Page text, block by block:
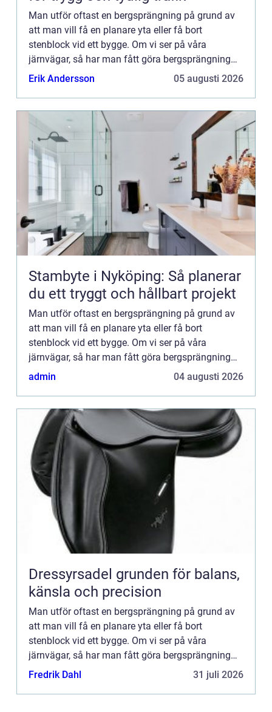
Man utför oftast en bergsprängning på grund av
att man vill få en planare yta eller få bort
stenblock vid ett bygge. Om vi ser på våra
järnvägar, så har man fått göra bergsprängning
på många ställen, detta då Sverige är ganska
Erik Andersson 05 augusti 2026
Stambyte i Nyköping: Så planerar
du ett tryggt och hållbart projekt
Man utför oftast en bergsprängning på grund av
att man vill få en planare yta eller få bort
stenblock vid ett bygge. Om vi ser på våra
järnvägar, så har man fått göra bergsprängning
på många ställen, detta då Sverige är ganska
admin 04 augusti 2026
Dressyrsadel grunden för balans,
känsla och precision
Man utför oftast en bergsprängning på grund av
att man vill få en planare yta eller få bort
stenblock vid ett bygge. Om vi ser på våra
järnvägar, så har man fått göra bergsprängning
på många ställen, detta då Sverige är ganska
Fredrik Dahl 31 juli 2026